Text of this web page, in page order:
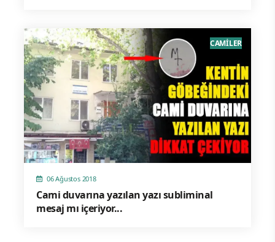
06 Ağustos 2018
Cami duvarına yazılan yazı subliminal
mesaj mı içeriyor...
CAMİLER